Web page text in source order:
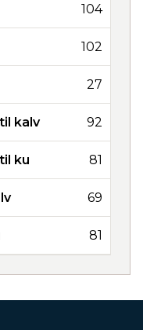
104
102
27
kalv 92
ku 81
69
81